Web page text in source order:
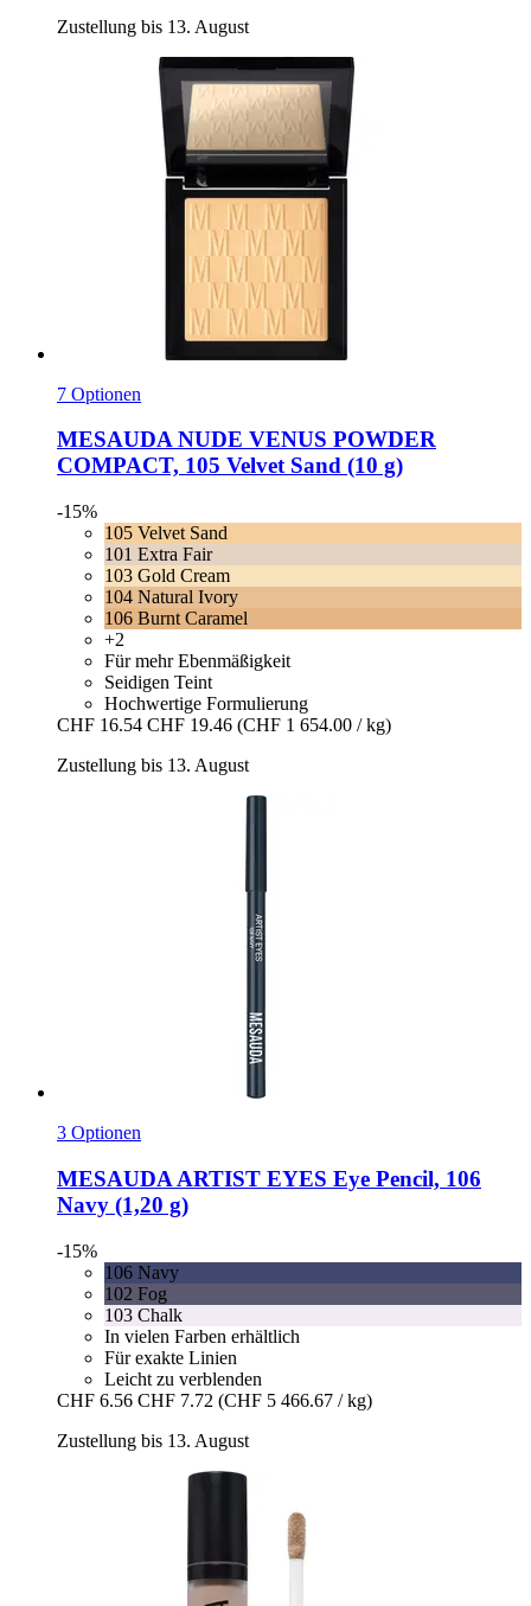
Zustellung bis 13. August
7 Optionen
MESAUDANUDE VENUS POWDER
COMPACT, 105 Velvet Sand (10 g)
-15%
105 Velvet Sand
101 Extra Fair
103 Gold Cream
104 Natural Ivory
106 Burnt Caramel
+2
Für mehr Ebenmäßigkeit
Seidigen Teint
Hochwertige Formulierung
CHF 16.54 CHF 19.46 (CHF 1 654.00 / kg)
Zustellung bis 13. August
3 Optionen
MESAUDA ARTIST EYES Eye Pencil, 106
Navy (1,20 g)
-15%
106 Navy
102 Fog
103 Chalk
In vielen Farben erhältlich
Für exakte Linien
Leicht zu verblenden
CHF 6.56 CHF 7.72 (CHF 5 466.67 / kg)
Zustellung bis 13. August